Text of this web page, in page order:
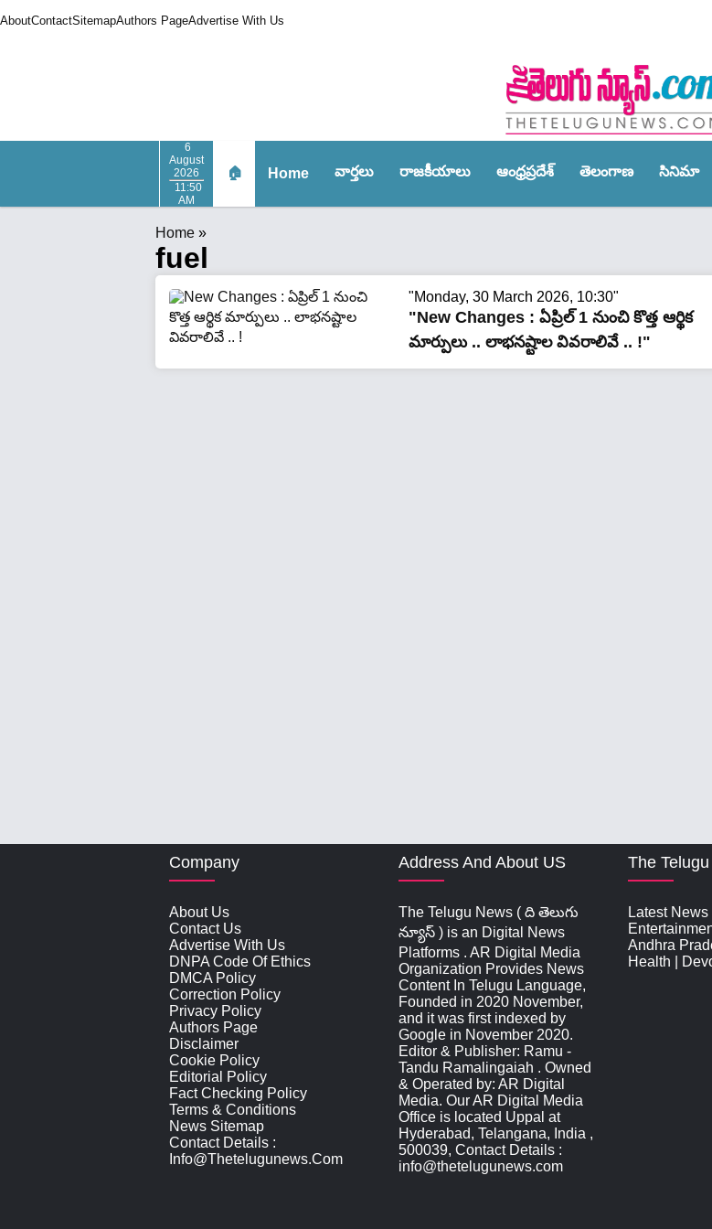
AboutContactSitemapAuthors PageAdvertise With Us
6
August
2026
11:50
AM
🏠 Home వార్త‌లు రాజ‌కీయాలు ఆంధ్ర‌ప్ర‌దేశ్‌ తెలంగాణ‌ సినిమా
Home »
fuel
"Monday, 30 March 2026, 10:30"
"New Changes : ఏప్రిల్ 1 నుంచి కొత్త ఆర్థిక
మార్పులు .. లాభనష్టాల వివరాలివే .. !"
Company
About Us
Contact Us
Advertise With Us
DNPA Code Of Ethics
DMCA Policy
Correction Policy
Privacy Policy
Authors Page
Disclaimer
Cookie Policy
Editorial Policy
Fact Checking Policy
Terms & Conditions
News Sitemap
Contact Details :
Info@thetelugunews.com
Address And About US
The Telugu News ( ది తెలుగు
న్యూస్‌ ) is an Digital News
Platforms . AR Digital Media
Organization Provides News
Content In Telugu Language,
Founded in 2020 November,
and it was first indexed by
Google in November 2020.
Editor & Publisher: Ramu -
Tandu Ramalingaiah . Owned
& Operated by: AR Digital
Media. Our AR Digital Media
Office is located Uppal at
Hyderabad, Telangana, India ,
500039, Contact Details :
info@thetelugunews.com
The
Latest News
Andhra
Health